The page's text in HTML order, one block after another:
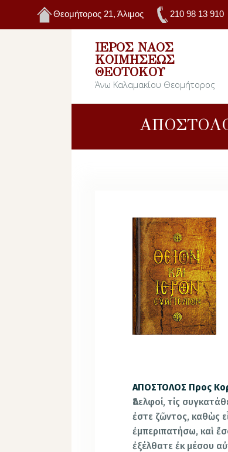
Θεομήτορος 21, Άλιμος 210 98 13 910
ΙΕΡΌΣ ΝΑΌΣ
ΚΟΙΜΉΣΕΩΣ
ΘΕΟΤΌΚΟΥ
Άνω Καλαμακίου Θεομήτορος
ΑΠΟΣΤΟΛΟΣ Προς
Ἀδελφοί, τίς
ἐστε ζῶντος, καθὼς
ἐμπεριπατήσω, καὶ
ἐξέλθατε ἐκ μέσου